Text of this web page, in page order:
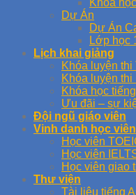
Khóa
Dự Án
Dự Án
Lớp học
Lịch khai giảng
Khóa luyện thi
Khóa luyện thi
Khóa học
Ưu đãi – sự
Đội ngũ giáo viên
Vinh danh học viên
Học viên
Học viên
Học viên giao
Thư viện
Tài liệu tiếng